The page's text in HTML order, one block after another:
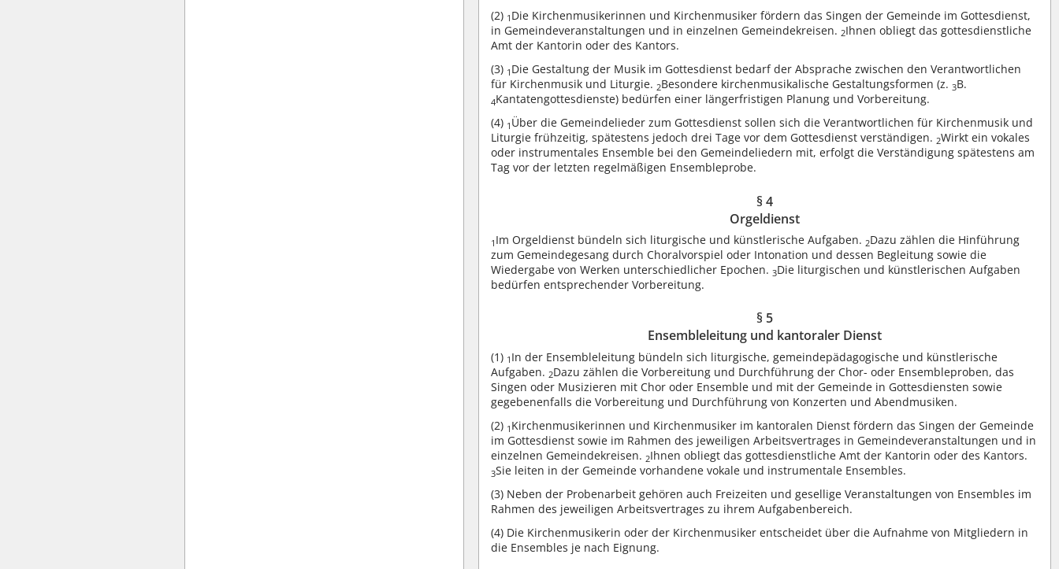
(2) 1 Die Kirchenmusikerinnen und Kirchenmusiker fördern das Singen der Gemeinde im Gottesdienst,
in Gemeindeveranstaltungen und in einzelnen Gemeindekreisen. 2Ihnen obliegt das gottesdienstliche
Amt der Kantorin oder des Kantors.
(3) 1 Die Gestaltung der Musik im Gottesdienst bedarf der Absprache zwischen den Verantwortlichen
für Kirchenmusik und Liturgie. 2Besondere kirchenmusikalische Gestaltungsformen (z.3B.
4Kantatengottesdienste) bedürfen einer längerfristigen Planung und Vorbereitung.
(4) 1 Über die Gemeindelieder zum Gottesdienst sollen sich die Verantwortlichen für Kirchenmusik und
Liturgie frühzeitig, spätestens jedoch drei Tage vor dem Gottesdienst verständigen. 2Wirkt ein vokales
oder instrumentales Ensemble bei den Gemeindeliedern mit, erfolgt die Verständigung spätestens am
Tag vor der letzten regelmäßigen Ensembleprobe.
§ 4
Orgeldienst
1 Im Orgeldienst bündeln sich liturgische und künstlerische Aufgaben. 2Dazu zählen die Hinführung
zum Gemeindegesang durch Choralvorspiel oder Intonation und dessen Begleitung sowie die
Wiedergabe von Werken unterschiedlicher Epochen.3Die liturgischen und künstlerischen Aufgaben
bedürfen entsprechender Vorbereitung.
§ 5
Ensembleleitung und kantoraler Dienst
(1) 1 In der Ensembleleitung bündeln sich liturgische, gemeindepädagogische und künstlerische
Aufgaben. 2Dazu zählen die Vorbereitung und Durchführung der Chor- oder Ensembleproben, das
Singen oder Musizieren mit Chor oder Ensemble und mit der Gemeinde in Gottesdiensten sowie
gegebenenfalls die Vorbereitung und Durchführung von Konzerten und Abendmusiken.
(2) 1 Kirchenmusikerinnen und Kirchenmusiker im kantoralen Dienst fördern das Singen der Gemeinde
im Gottesdienst sowie im Rahmen des jeweiligen Arbeitsvertrages in Gemeindeveranstaltungen und in
einzelnen Gemeindekreisen. 2Ihnen obliegt das gottesdienstliche Amt der Kantorin oder des Kantors.
3Sie leiten in der Gemeinde vorhandene vokale und instrumentale Ensembles.
(3) Neben der Probenarbeit gehören auch Freizeiten und gesellige Veranstaltungen von Ensembles im
Rahmen des jeweiligen Arbeitsvertrages zu ihrem Aufgabenbereich.
(4) Die Kirchenmusikerin oder der Kirchenmusiker entscheidet über die Aufnahme von Mitgliedern in
die Ensembles je nach Eignung.